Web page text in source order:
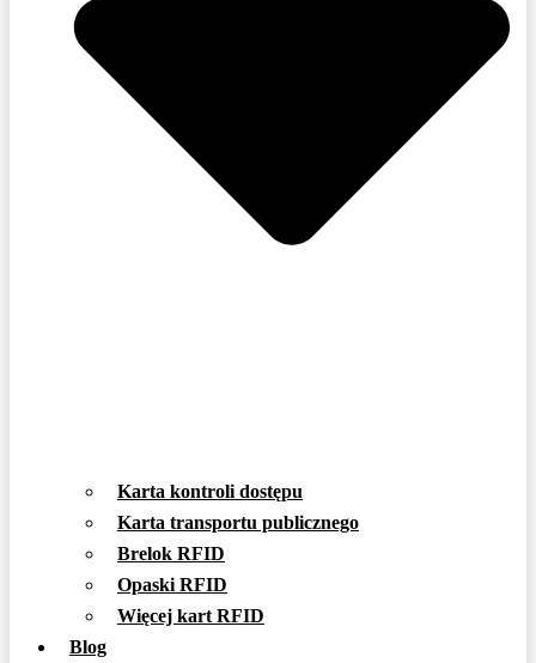
Karta kontroli dostępu
Karta transportu publicznego
Brelok RFID
Opaski RFID
Więcej kart RFID
Blog